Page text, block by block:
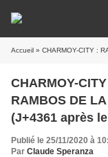
Accueil » CHARMOY-CITY : RAYON
CHARMOY-
RAMBOS DE
(J+4361 après
Publié le 25/11/2020 à
Par Claude Speranza